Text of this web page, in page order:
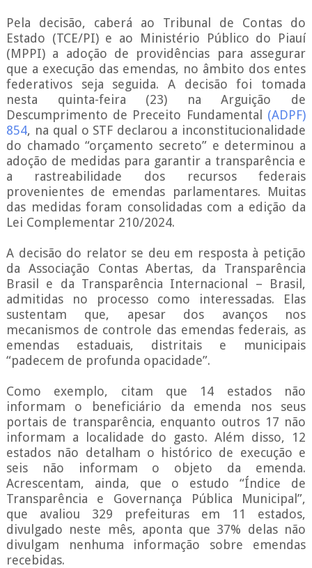
Pela decisão, caberá ao Tribunal de Contas do
Estado (TCE/PI) e ao Ministério Público do Piauí
(MPPI) a adoção de providências para assegurar
que a execução das emendas, no âmbito dos entes
federativos seja seguida. A decisão foi tomada
nesta quinta-feira (23) na Arguição de
Descumprimento de Preceito Fundamental (ADPF)
854, na qual o STF declarou a inconstitucionalidade
do chamado “orçamento secreto” e determinou a
adoção de medidas para garantir a transparência e
a rastreabilidade dos recursos federais
provenientes de emendas parlamentares. Muitas
das medidas foram consolidadas com a edição da
Lei Complementar 210/2024.
A decisão do relator se deu em resposta à petição
da Associação Contas Abertas, da Transparência
Brasil e da Transparência Internacional – Brasil,
admitidas no processo como interessadas. Elas
sustentam que, apesar dos avanços nos
mecanismos de controle das emendas federais, as
emendas estaduais, distritais e municipais
“padecem de profunda opacidade”.
Como exemplo, citam que 14 estados não
informam o beneficiário da emenda nos seus
portais de transparência, enquanto outros 17 não
informam a localidade do gasto. Além disso, 12
estados não detalham o histórico de execução e
seis não informam o objeto da emenda.
Acrescentam, ainda, que o estudo “Índice de
Transparência e Governança Pública Municipal”,
que avaliou 329 prefeituras em 11 estados,
divulgado neste mês, aponta que 37% delas não
divulgam nenhuma informação sobre emendas
recebidas.